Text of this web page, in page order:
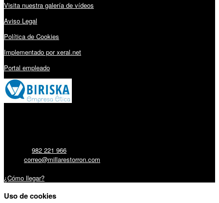
Visita nuestra galería de vídeos
Aviso Legal
Política de Cookies
Implementado por xeral.net
Portal empleado
982 221 966
correo@millarestorron.com
¿Cómo llegar?
Uso de cookies